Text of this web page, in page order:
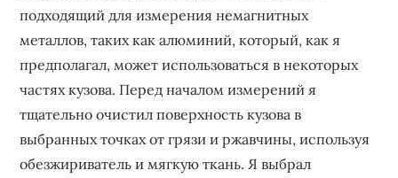
подходящий для измерения немагнитных
металлов, таких как алюминий, который, как я
предполагал, может использоваться в некоторых
частях кузова. Перед началом измерений я
тщательно очистил поверхность кузова в
выбранных точках от грязи и ржавчины, используя
обезжириватель и мягкую ткань. Я выбрал